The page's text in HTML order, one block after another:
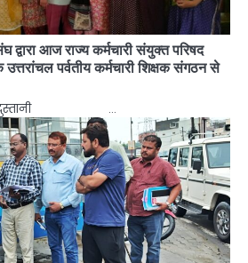
द्वारा आज राज्य कर्मचारी संयुक्त परिषद
पर्वतीय कर्मचारी शिक्षक संगठन से
हिंदुस्तानी …